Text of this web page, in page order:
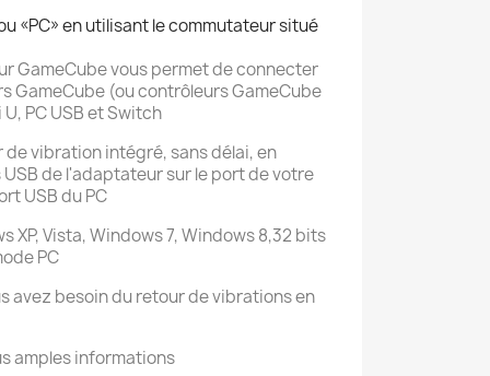
«PC» en utilisant le commutateur situé
GameCube vous permet de connecter
GameCube (ou contrôleurs GameCube
PC USB et Switch
de vibration intégré, sans délai, en
de l'adaptateur sur le port de votre
USB du PC
XP, Vista, Windows 7, Windows 8,32 bits
PC
avez besoin du retour de vibrations en
amples informations